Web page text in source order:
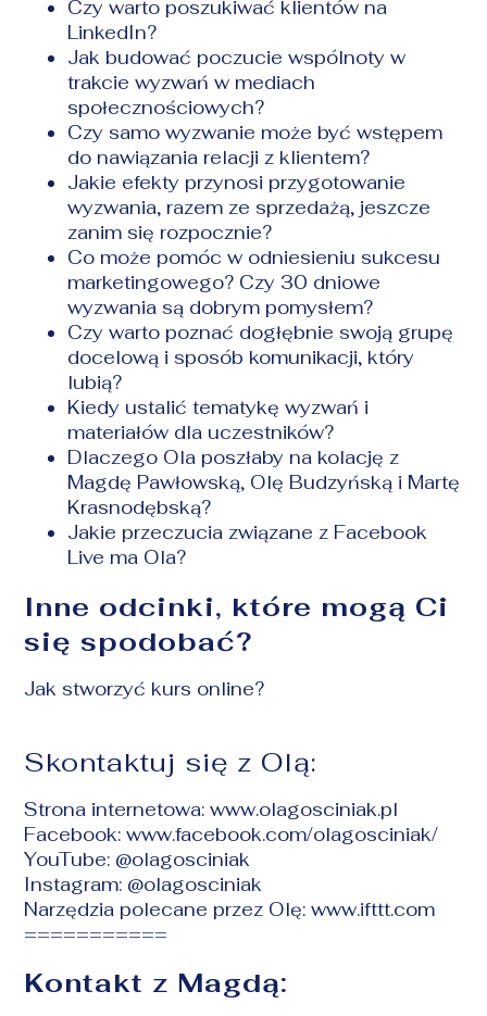
Czy warto poszukiwać klientów na
LinkedIn?
Jak budować poczucie wspólnoty w
trakcie wyzwań w mediach
społecznościowych?
Czy samo wyzwanie może być wstępem
do nawiązania relacji z klientem?
Jakie efekty przynosi przygotowanie
wyzwania, razem ze sprzedażą, jeszcze
zanim się rozpocznie?
Co może pomóc w odniesieniu sukcesu
marketingowego? Czy 30 dniowe
wyzwania są dobrym pomysłem?
Czy warto poznać dogłębnie swoją grupę
docelową i sposób komunikacji, który
lubią?
Kiedy ustalić tematykę wyzwań i
materiałów dla uczestników?
Dlaczego Ola poszłaby na kolację z
Magdę Pawłowską, Olę Budzyńską i Martę
Krasnodębską?
Jakie przeczucia związane z Facebook
Live ma Ola?
Inne odcinki, które mogą Ci
się spodobać?
Jak stworzyć kurs online?
Skontaktuj się z Olą:
Strona internetowa:www.olagosciniak.pl
Facebook: www.facebook.com/olagosciniak/
YouTube: @olagosciniak
Instagram: @olagosciniak
Narzędzia polecane przez Olę: www.ifttt.com
===========
Kontakt z Magdą: